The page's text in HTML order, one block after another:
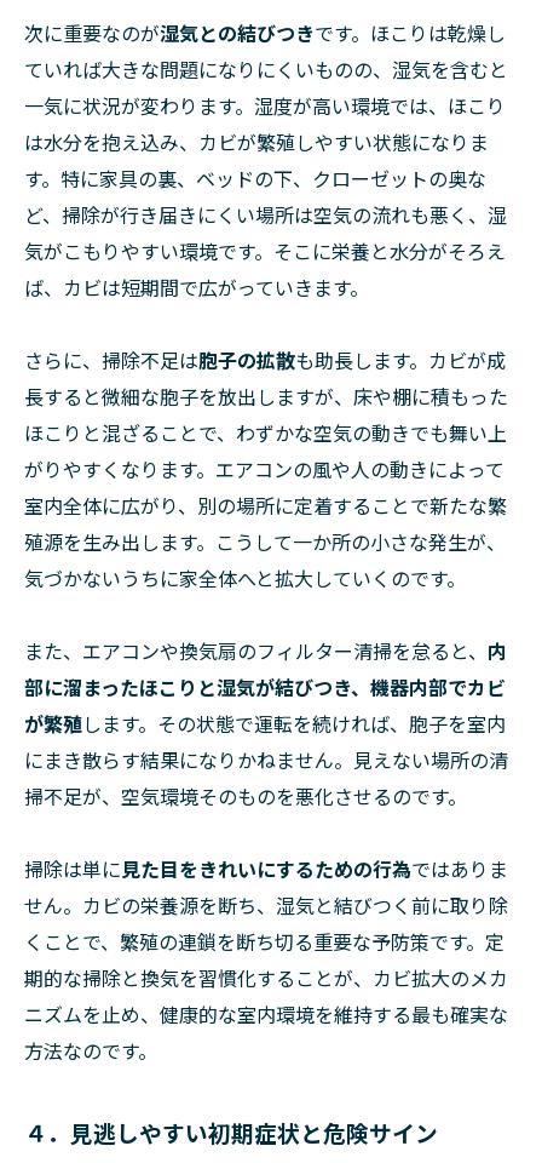
次に重要なのが湿気との結びつきです。ほこりは乾燥し
ていれば大きな問題になりにくいものの、湿気を含むと
一気に状況が変わります。湿度が高い環境では、ほこり
は水分を抱え込み、カビが繁殖しやすい状態になりま
す。特に家具の裏、ベッドの下、クローゼットの奥な
ど、掃除が行き届きにくい場所は空気の流れも悪く、湿
気がこもりやすい環境です。そこに栄養と水分がそろえ
ば、カビは短期間で広がっていきます。
さらに、掃除不足は胞子の拡散も助長します。カビが成
長すると微細な胞子を放出しますが、床や棚に積もった
ほこりと混ざることで、わずかな空気の動きでも舞い上
がりやすくなります。エアコンの風や人の動きによって
室内全体に広がり、別の場所に定着することで新たな繁
殖源を生み出します。こうして一か所の小さな発生が、
気づかないうちに家全体へと拡大していくのです。
また、エアコンや換気扇のフィルター清掃を怠ると、 内
部に溜まったほこりと湿気が結びつき、機器内部でカビ
が繁殖します。その状態で運転を続ければ、胞子を室内
にまき散らす結果になりかねません。見えない場所の清
掃不足が、空気環境そのものを悪化させるのです。
掃除は単に見た目をきれいにするための行為ではありま
せん。カビの栄養源を断ち、湿気と結びつく前に取り除
くことで、繁殖の連鎖を断ち切る重要な予防策です。定
期的な掃除と換気を習慣化することが、カビ拡大のメカ
ニズムを止め、健康的な室内環境を維持する最も確実な
方法なのです。
４．見逃しやすい初期症状と危険サイン